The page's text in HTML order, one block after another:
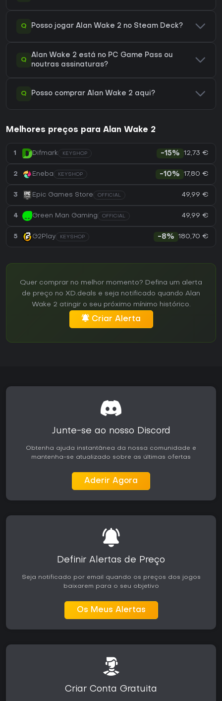
Q Posso jogar Alan Wake 2 no Steam Deck?
Q
Alan Wake 2 está no PC Game Pass ou
noutras assinaturas?
Q Posso comprar Alan Wake 2 aqui?
Melhores preços para Alan Wake 2
1 Difmark KEYSHOP -15% 12,73 €
2 Eneba KEYSHOP -10% 17,80 €
3 Epic Games Store OFFICIAL 49,99 €
4 Green Man Gaming OFFICIAL 49,99 €
5 G2Play KEYSHOP -8% 180,70 €
Quer comprar no melhor momento? Defina um alerta
de preço no XD.deals e seja notificado quando Alan
Wake 2 atingir o seu próximo mínimo histórico.
Criar Alerta
Junte-se ao nosso Discord
Obtenha ajuda instantânea da nossa comunidade e
mantenha-se atualizado sobre as últimas ofertas
Aderir Agora
Definir Alertas de Preço
Seja notificado por email quando os preços dos jogos
baixarem para o seu objetivo
Os Meus Alertas
Criar Conta Gratuita